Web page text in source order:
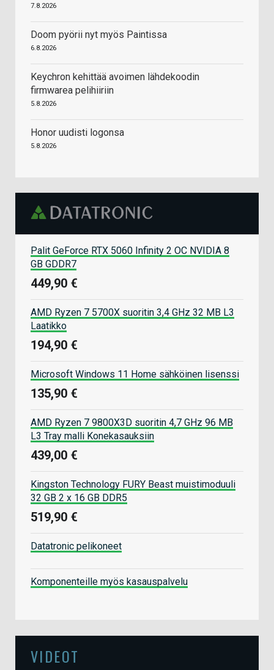
7.8.2026
Doom pyörii nyt myös Paintissa
6.8.2026
Keychron kehittää avoimen lähdekoodin
firmwarea pelihiiriin
5.8.2026
Honor uudisti logonsa
5.8.2026
Palit GeForce RTX 5060 Infinity 2 OC NVIDIA 8
GB GDDR7
449,90 €
AMD Ryzen 7 5700X suoritin 3,4 GHz 32 MB L3
Laatikko
194,90 €
Microsoft Windows 11 Home sähköinen lisenssi
135,90 €
AMD Ryzen 7 9800X3D suoritin 4,7 GHz 96 MB
L3 Tray malli Konekasauksiin
439,00 €
Kingston Technology FURY Beast muistimoduuli
32 GB 2 x 16 GB DDR5
519,90 €
Datatronic pelikoneet
Komponenteille myös kasauspalvelu
VIDEOT